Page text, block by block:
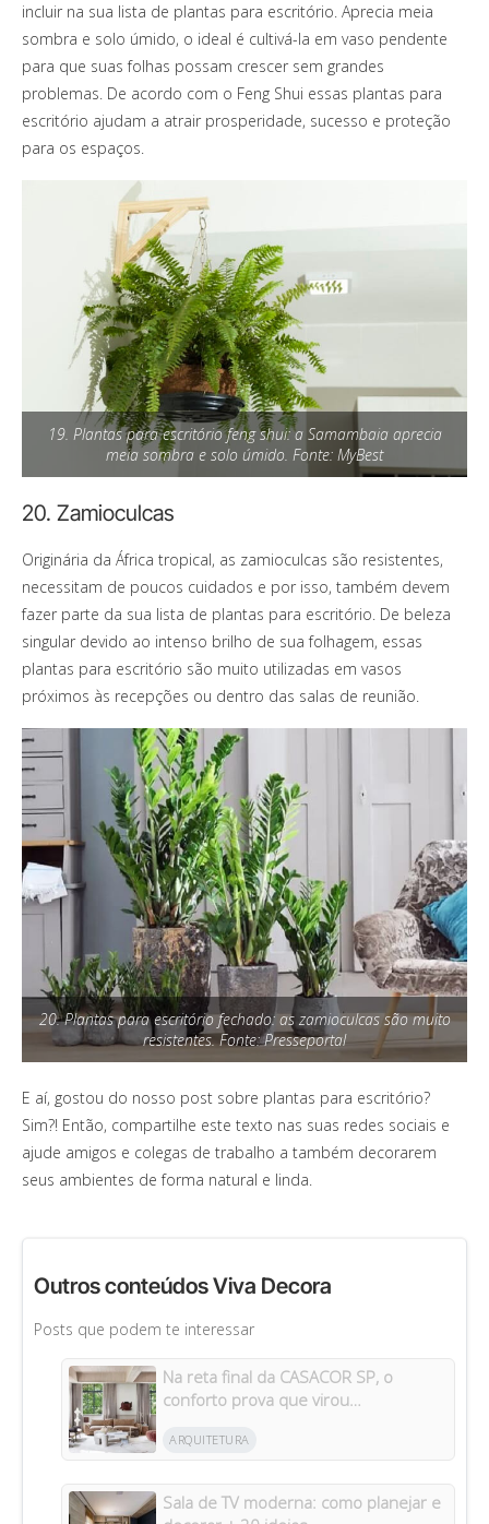
incluir na sua lista de plantas para escritório. Aprecia meia
sombra e solo úmido, o ideal é cultivá-la em vaso pendente
para que suas folhas possam crescer sem grandes
problemas. De acordo com o Feng Shui essas plantas para
escritório ajudam a atrair prosperidade, sucesso e proteção
para os espaços.
19. Plantas para escritório feng shui: a Samambaia aprecia
meia sombra e solo úmido. Fonte: MyBest
20. Zamioculcas
Originária da África tropical, as zamioculcas são resistentes,
necessitam de poucos cuidados e por isso, também devem
fazer parte da sua lista de plantas para escritório. De beleza
singular devido ao intenso brilho de sua folhagem, essas
plantas para escritório são muito utilizadas em vasos
próximos às recepções ou dentro das salas de reunião.
20. Plantas para escritório fechado: as zamioculcas são muito
resistentes. Fonte: Presseportal
E aí, gostou do nosso post sobre plantas para escritório?
Sim?! Então, compartilhe este texto nas suas redes sociais e
ajude amigos e colegas de trabalho a também decorarem
seus ambientes de forma natural e linda.
Outros conteúdos Viva Decora
Posts que podem te interessar
Na reta final da CASACOR SP, o
conforto prova que virou
ARQUITETURA
Sala de TV moderna: como planejar e